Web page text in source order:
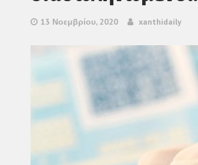
13 Νοεμβρίου, 2020 xanthidaily